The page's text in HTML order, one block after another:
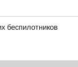
беспилотников